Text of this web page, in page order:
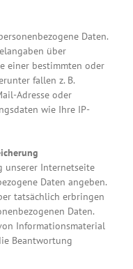
Daten.
über
einer bestimmten oder
fallen z. B.
Adresse oder
wie Ihre IP-
unserer Internetseite
Daten angeben.
tatsächlich erbringen
Daten.
Informationsmaterial
Beantwortung